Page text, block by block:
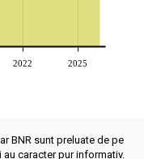
2022 2025
BNR sunt preluate de pe
au caracter pur informativ.